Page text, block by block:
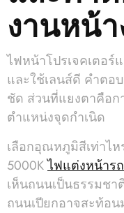
งานหน้
ไฟหน้าโปรเจคเตอร์
และใช้เลนส์ดี คำตอ
ชัด ส่วนที่แยงตาคือก
ตำแหน่งจุดกำเนิด
เลือกอุณหภูมิสีเท่าไ
5000Kไฟแต่งหน้าร
เห็นถนนเป็นธรรมช
ถนนเปียกอาจสะท้อ